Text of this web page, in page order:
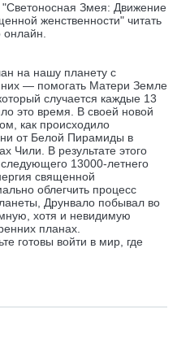
Змея: Движение
женственности" читать
на нашу планету с
— помогать Матери Земле
случается каждые 13
это время. В своей новой
как происходило
от Белой Пирамиды в
Чили. В результате этого
13000-летнего
священной
облегчить процесс
Друнвало побывал во
хотя и невидимую
планах.
готовы войти в мир, где